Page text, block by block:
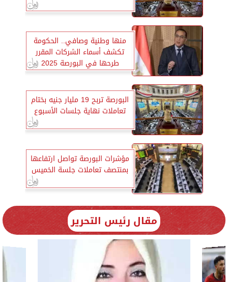
منها وطنية وصافي.. الحكومة
تكشف أسماء الشركات المقرر
طرحها في البورصة 2025
البورصة تربح 19 مليار جنيه بختام
تعاملات نهاية جلسات الأسبوع
مؤشرات البورصة تواصل ارتفاعها
بمنتصف تعاملات جلسة الخميس
مقال رئيس التحرير